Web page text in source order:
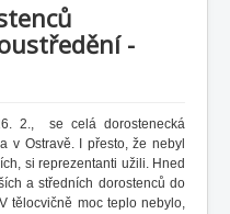
-
2., se celá dorostenecká
v Ostravě. I přesto, že nebyl
si reprezentanti užili. Hned
a středních dorostenců do
tělocvičně moc teplo nebylo,